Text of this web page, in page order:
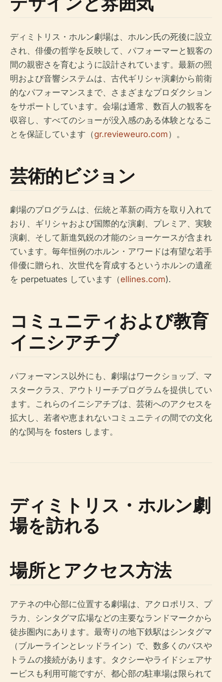
ディミトリス・ホルン劇場は、ホルン氏の死後に設立
され、俳優の哲学を反映して、パフォーマーと観客の
間の親密さを育むように設計されています。最新の照
明および音響システムは、古代ギリシャ演劇から前衛
的なパフォーマンスまで、さまざまなプロダクション
をサポートしています。会場は通常、数百人の観客を
収容し、すべてのショーが没入感のある体験となるこ
とを保証しています（gr.revieweuro.com）。
芸術的ビジョン
劇場のプログラムは、伝統と革新の両方を取り入れて
おり、ギリシャおよび国際的な演劇、プレミア、実験
演劇、そして新進気鋭の才能のショーケースが含まれ
ています。毎年恒例のホルン・アワードは有望な若手
俳優に贈られ、次世代を育成するというホルンの遺産
を perpetuates しています（ellines.com).
コミュニティおよび教育
イニシアチブ
パフォーマンス以外にも、劇場はワークショップ、マ
スタークラス、アウトリーチプログラムを提供してい
ます。これらのイニシアチブは、芸術へのアクセスを
拡大し、若者や恵まれないコミュニティの間での文化
的な関与を fosters します。
ディミトリス・ホルン劇
場を訪れる
場所とアクセス方法
アテネの中心部に位置する劇場は、アクロポリス、プ
ラカ、シンタグマ広場などの主要なランドマークから
徒歩圏内にあります。最寄りの地下鉄駅はシンタグマ
（ブルーラインとレッドライン）で、数多くのバスや
トラムの接続があります。タクシーやライドシェアサ
ービスも利用可能ですが、都心部の駐車場は限られて